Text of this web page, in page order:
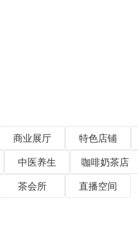
商业展厅 特色店铺
中医养生 咖啡奶茶店
茶会所 直播空间